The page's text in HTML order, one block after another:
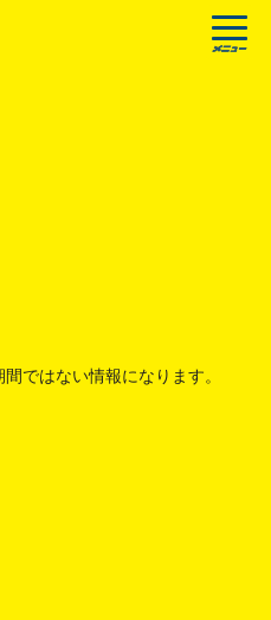
ではない情報になります。